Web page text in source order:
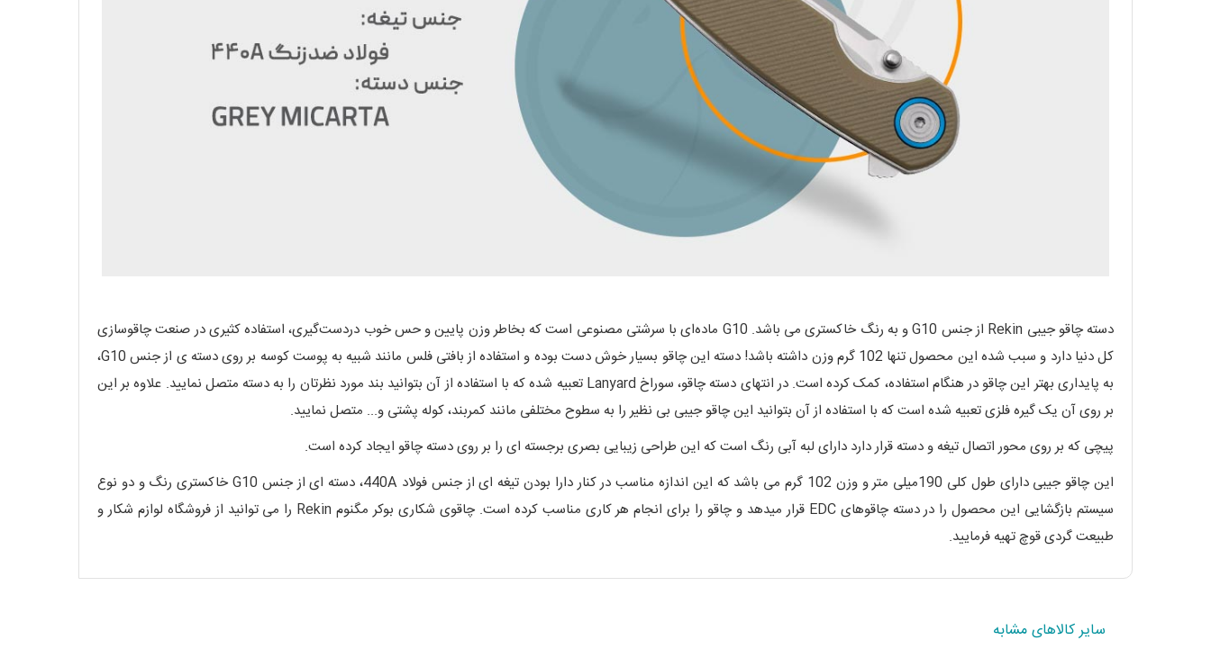
دسته چاقو جیبی Rekin از جنس G10 و به رنگ خاکستری می باشد. G10 ماده‌ای با سرشتی مصنوعی است که بخاطر وزن پایین و حس خوب دردست‌گیری، استفاده کثیری در صنعت چاقوسازی
کل دنیا دارد و سبب شده این محصول تنها 102 گرم وزن داشته باشد! دسته این چاقو بسیار خوش دست بوده و استفاده از بافتی فلس مانند شبیه به پوست کوسه بر روی دسته ی از جنس G10،
به پایداری بهتر این چاقو در هنگام استفاده، کمک کرده است. در انتهای دسته چاقو، سوراخ Lanyard تعبیه شده که با استفاده از آن بتوانید بند مورد نظرتان را به دسته متصل نمایید. علاوه بر این
بر روی آن یک گیره فلزی تعبیه شده است که با استفاده از آن بتوانید این چاقو جیبی بی نظیر را به سطوح مختلفی مانند کمربند، کوله پشتی و... متصل نمایید.
پیچی که بر روی محور اتصال تیغه و دسته قرار دارد دارای لبه آبی رنگ است که این طراحی زیبایی بصری برجسته ای را بر روی دسته چاقو ایجاد کرده است.
این چاقو جیبی دارای طول کلی 190میلی متر و وزن 102 گرم می باشد که این اندازه مناسب در کنار دارا بودن تیغه ای از جنس فولاد 440A، دسته ای از جنس G10 خاکستری رنگ و دو نوع
سیستم بازگشایی این محصول را در دسته چاقوهای EDC قرار میدهد و چاقو را برای انجام هر کاری مناسب کرده است. چاقوی شکاری بوکر مگنوم Rekin را می توانید از فروشگاه لوازم شکار و
طبیعت گردی قوچ تهیه فرمایید.
سایر کالاهای مشابه